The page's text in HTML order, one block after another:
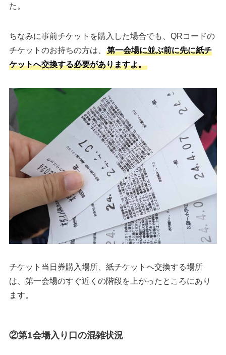
た。
ちなみに事前チケットを購入した場合でも、QRコードの
チケットのお持ちの方は、
第一会場に並ぶ前に先に紙チ
ケットへ交換する必要がありますよ。
チケット当日券購入場所、紙チケットへ交換する場所
は、第一会場のすぐ近くの階段を上がったところにあり
ます。
②第1会場入り口の混雑状況